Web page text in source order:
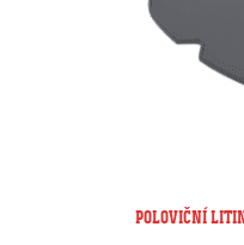
POLOVIČNÍ